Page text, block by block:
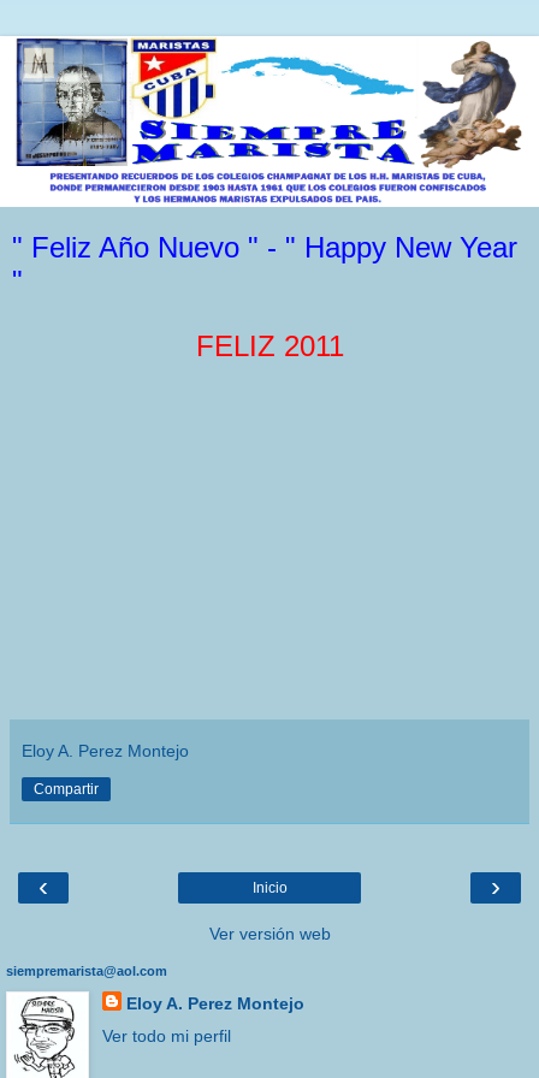
" Feliz Año Nuevo " - " Happy New Year
"
FELIZ 2011
Eloy A. Perez Montejo
Compartir
‹ ›
Inicio
Ver versión web
siempremarista@aol.com
Eloy A. Perez Montejo
Ver todo mi perfil